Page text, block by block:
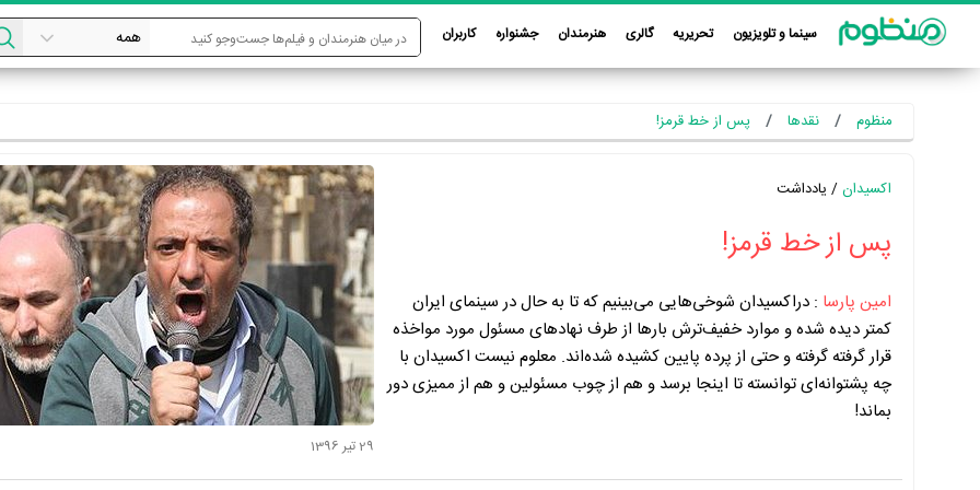
سینما و تلویزیون تحریریه گالری هنرمندان جشنواره کاربران
منظوم نقدها پس از خط قرمز!
اکسیدان/ یادداشت
پس از خط قرمز!
امین پارسا : دراکسیدان شوخی‌هایی می‌بینیم که تا به حال در سینمای ایران
کمتر دیده شده و موارد خفیف‌ترش بارها از طرف نهادهای مسئول مورد مواخذه
قرار گرفته گرفته و حتی از پرده پایین کشیده شده‌اند. معلوم نیست اکسیدان با
چه پشتوانه‌ای توانسته تا اینجا برسد و هم از چوب مسئولین و هم از ممیزی دور
بماند!
29 تیر 1396